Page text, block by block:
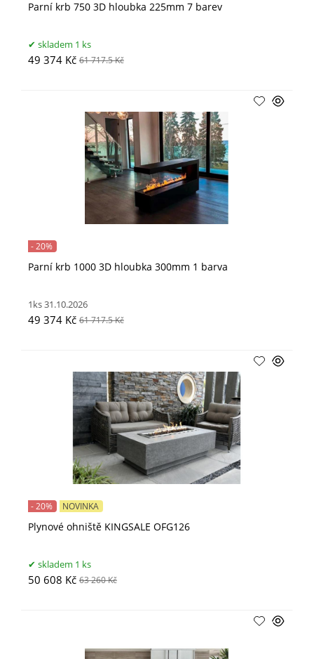
Parní krb 750 3D hloubka 225mm 7 barev
skladem 1 ks
49 374 Kč 61 717.5 Kč
Parní krb 1000 3D hloubka 300mm 1 barva
- 20%
1ks 31.10.2026
49 374 Kč 61 717.5 Kč
Plynové ohniště KINGSALE OFG126
- 20% NOVINKA
skladem 1 ks
50 608 Kč 63 260 Kč